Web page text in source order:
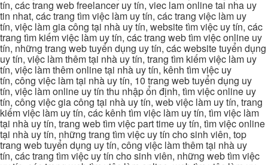
tín, các trang web freelancer uy tín, viec lam online tai nha uy
tin nhat, các trang tìm việc làm uy tín, các trang việc làm uy
tín, việc làm gia công tại nhà uy tín, website tìm việc uy tín, các
trang tìm kiếm việc làm uy tín, các trang web tìm việc online uy
tín, những trang web tuyển dụng uy tín, các website tuyển dụng
uy tín, việc làm thêm tại nhà uy tín, trang tìm kiếm việc làm uy
tín, việc làm thêm online tại nhà uy tín, kênh tìm việc uy
tín, công việc làm tại nhà uy tín, 10 trang web tuyển dụng uy
tín, việc làm online uy tín thu nhập ổn định, tìm việc online uy
tín, công việc gia công tại nhà uy tín, web việc làm uy tín, trang
kiếm việc làm uy tín, các kênh tìm việc làm uy tín, tìm việc làm
tại nhà uy tín, trang web tìm việc part time uy tín, tìm việc online
tại nhà uy tín, những trang tìm việc uy tín cho sinh viên, top
trang web tuyển dụng uy tín, công việc làm thêm tại nhà uy
tín, các trang tìm việc uy tín cho sinh viên, những web tìm việc